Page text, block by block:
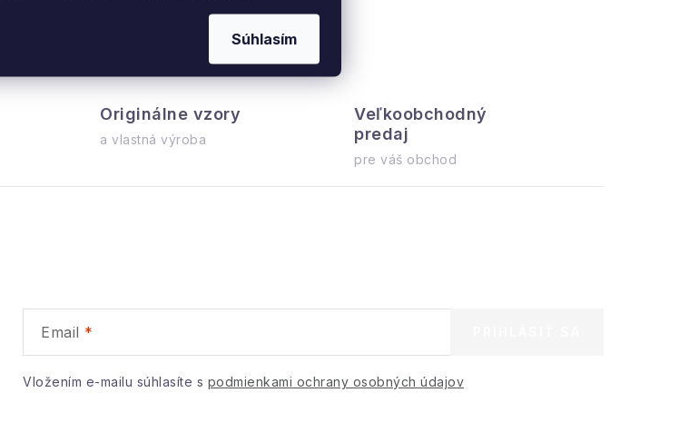
Súhlasím
Originálne vzory
a vlastná výroba
Veľkoobchodný
predaj
pre váš obchod
Email
Vložením e-mailu súhlasíte s podmienkami ochrany osobných údajov